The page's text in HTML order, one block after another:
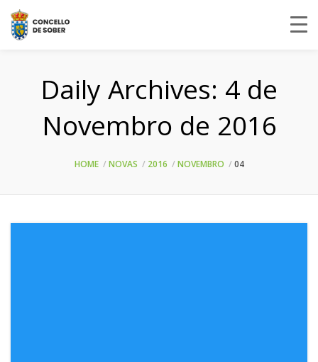
Daily Archives: 4 de
Novembro de 2016
HOME NOVAS 2016 NOVEMBRO 04